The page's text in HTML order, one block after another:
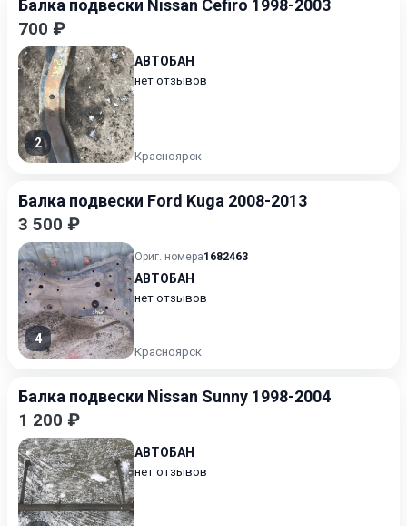
Балка подвески Nissan Cefiro 1998-2003
700 ₽
2
АВТОБАН
нет отзывов
Красноярск
Балка подвески Ford Kuga 2008-2013
3 500 ₽
4
Ориг. номера1682463
АВТОБАН
нет отзывов
Красноярск
Балка подвески Nissan Sunny 1998-2004
1 200 ₽
АВТОБАН
нет отзывов